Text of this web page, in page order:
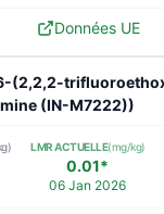
Données UE
(2,2,2-
(IN-M7222))
LMR ACTUELLE(mg/kg)
0.01*
06 Jan 2026